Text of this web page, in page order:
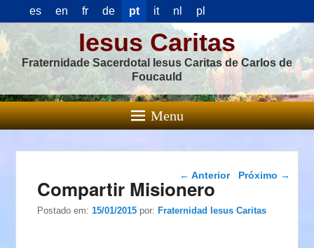
es en fr de pt it nl pl
Iesus Caritas
Fraternidade Sacerdotal Iesus Caritas de Carlos de
Foucauld
Menu
Navegação das
← Anterior Próximo →
Compartir Misionero
Postado em:15/01/2015 por:Fraternidad Iesus Caritas